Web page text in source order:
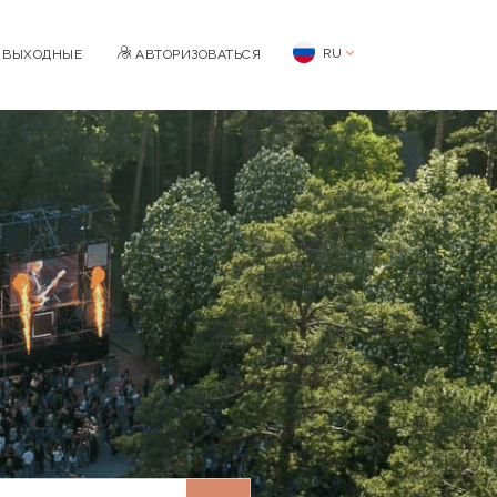
BЫХОДНЫЕ АВТОРИЗОВАТЬСЯ RU